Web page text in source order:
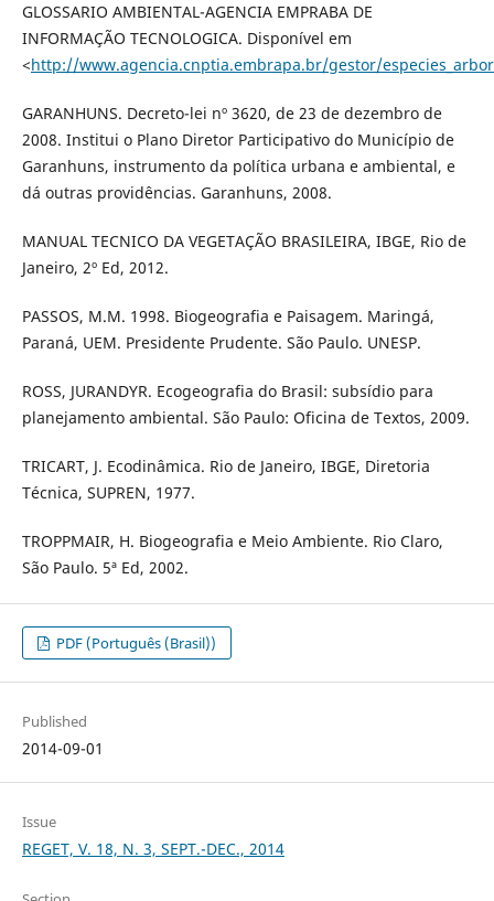
GLOSSARIO AMBIENTAL-AGENCIA EMPRABA DE
INFORMAÇÃO TECNOLOGICA. Disponível em
<http://www.agencia.cnptia.embrapa.br/gestor/
GARANHUNS. Decreto-lei nº 3620, de 23 de dezembro de
2008. Institui o Plano Diretor Participativo do Município de
Garanhuns, instrumento da política urbana e ambiental, e
dá outras providências. Garanhuns, 2008.
MANUAL TECNICO DA VEGETAÇÃO BRASILEIRA, IBGE, Rio de
Janeiro, 2º Ed, 2012.
PASSOS, M.M. 1998. Biogeografia e Paisagem. Maringá,
Paraná, UEM. Presidente Prudente. São Paulo. UNESP.
ROSS, JURANDYR. Ecogeografia do Brasil: subsídio para
planejamento ambiental. São Paulo: Oficina de Textos, 2009.
TRICART, J. Ecodinâmica. Rio de Janeiro, IBGE, Diretoria
Técnica, SUPREN, 1977.
TROPPMAIR, H. Biogeografia e Meio Ambiente. Rio Claro,
São Paulo. 5ª Ed, 2002.
PDF (Português (Brasil))
Published
2014-09-01
Issue
REGET, V. 18, N. 3, SEPT.-DEC., 2014